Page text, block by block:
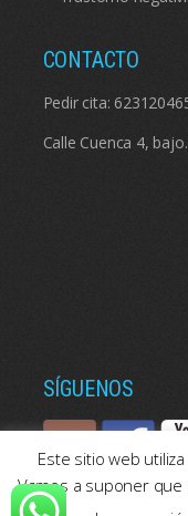
CONTACTO
Pedir cita:
Calle Cuenca 4,
SÍGUENOS
Este sitio web
Vamos a suponer